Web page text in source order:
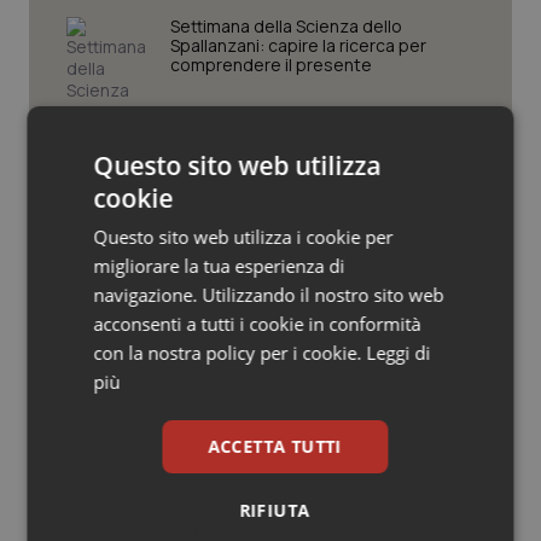
Veneto
Oncoematologia
Psoriasi & pelle
Quotidiano Cardiologia
Quotidiano Chirurgia
Quotidiano Oncologia
Quotidiano Pediatria
Rene & patologie urogenitali
Settimana della Scienza dello
Spallanzani: capire la ricerca per
comprendere il presente
Schillaci: “Gli attuali indicatori non
fotografano la qualità reale del Ssn”
Case di comunità. La sfida ora è
riempirle di professionisti e servizi. Il
punto della Conferenza delle Regioni
San Raffaele di Milano. Ispezioni e
Questo sito web utilizza
cookie
Questo sito web utilizza i cookie per
migliorare la tua esperienza di
navigazione. Utilizzando il nostro sito web
acconsenti a tutti i cookie in conformità
con la nostra policy per i cookie. Leggi di
più
ACCETTA TUTTI
RIFIUTA